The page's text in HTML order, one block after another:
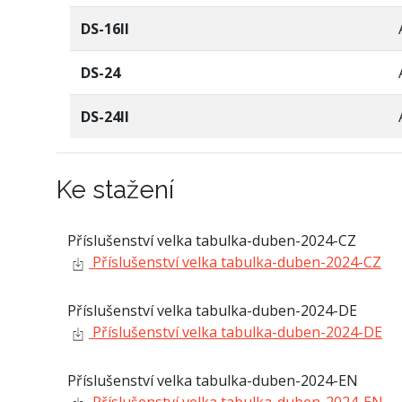
DS-16II
DS-24
DS-24II
Ke stažení
Příslušenství velka tabulka-duben-2024-CZ
Příslušenství velka tabulka-duben-2024-CZ
Příslušenství velka tabulka-duben-2024-DE
Příslušenství velka tabulka-duben-2024-DE
Příslušenství velka tabulka-duben-2024-EN